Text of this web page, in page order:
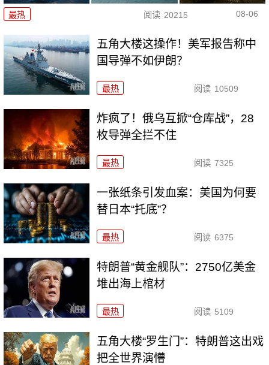
最热 阅读 20215 08-06
五角大楼这操作！美军报告称中
国导弹不如伊朗？
最热 阅读 10509
炸疯了！俄乌互掀“仓库战”，28
枚导弹全拦不住
最热 阅读 7325
一张纸条引发血案：美国为何要
替日本“托底”？
最热 阅读 6375
特朗普“黄金舰队”：2750亿美金
堆出海上棺材
最热 阅读 5109
五角大楼“罗生门”：特朗普这出戏
把全世界演懵